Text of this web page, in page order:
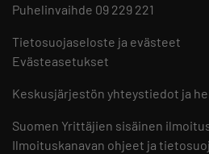
Puhelinvaihde 09 229 221
Tietosuojaseloste ja evästeet
Evästeasetukset
Keskusjärjestön yhteystiedot ja
Suomen Yrittäjien sisäinen
Ilmoituskanavan ohjeet ja